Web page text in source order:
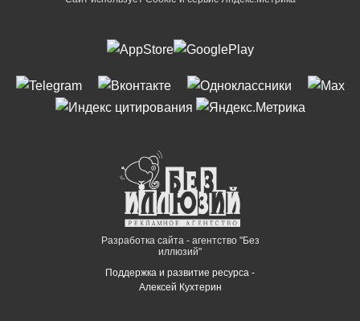
Разработка сайта - агентство "Без
иллюзий"
Поддержка и развитие ресурса -
Алексей Кухтерин